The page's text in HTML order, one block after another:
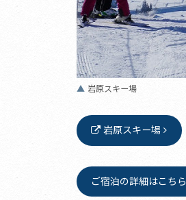
岩原スキー場
岩原スキー場
ご宿泊の詳細はこちら